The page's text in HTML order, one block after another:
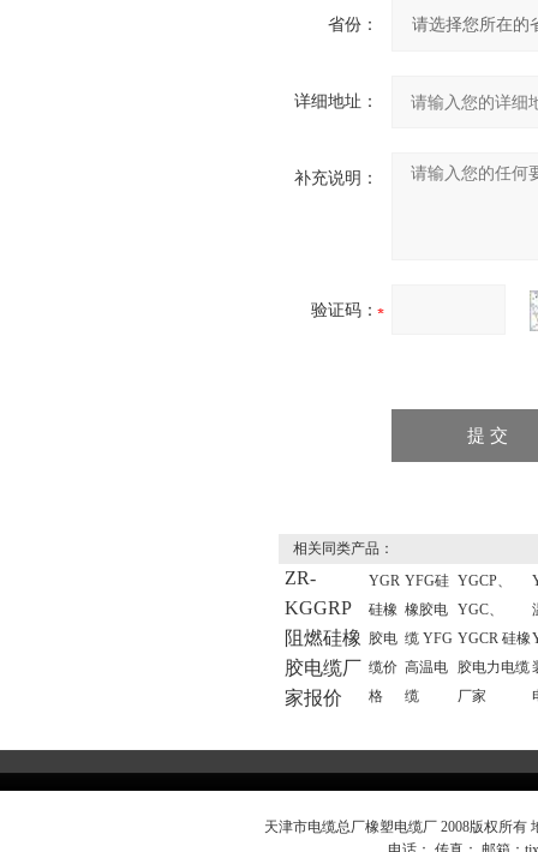
省份：
详细地址：
补充说明：
验证码：
相关同类产品：
ZR-
KGGRP
阻燃硅橡
胶电缆厂
家报价
YGR
硅橡
胶电
缆价
格
YFG硅
橡胶电
缆 YFG
高温电
缆
YGCP、
YGC、
YGCR 硅橡
胶电力电缆
厂家
天津市电缆总厂橡塑电缆厂 2008版权所